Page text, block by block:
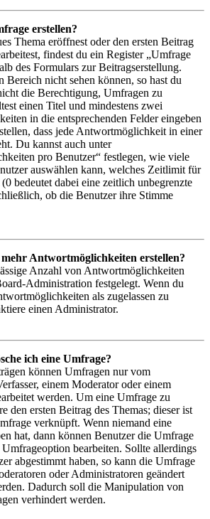
erstellen?
Thema eröffnest oder den ersten Beitrag
findest du ein Register „Umfrage
des Formulars zur Beitragserstellung.
Bereich nicht sehen können, so hast du
die Berechtigung, Umfragen zu
einen Titel und mindestens zwei
in die entsprechenden Felder eingeben
dass jede Antwortmöglichkeit in einer
Du kannst auch unter
pro Benutzer“ festlegen, wie viele
auswählen kann, welches Zeitlimit für
bedeutet dabei eine zeitlich unbegrenzte
ob die Benutzer ihre Stimme
Antwortmöglichkeiten erstellen?
Anzahl von Antwortmöglichkeiten
Administration festgelegt. Wenn du
als zugelassen zu
einen Administrator.
ich eine Umfrage?
können Umfragen nur vom
einem Moderator oder einem
werden. Um eine Umfrage zu
den ersten Beitrag des Themas; dieser ist
verknüpft. Wenn niemand eine
hat, dann können Benutzer die Umfrage
bearbeiten. Sollte allerdings
abgestimmt haben, so kann die Umfrage
oder Administratoren geändert
Dadurch soll die Manipulation von
verhindert werden.